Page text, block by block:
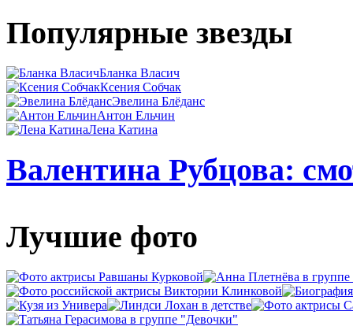
Популярные звезды
Бланка Власич
Ксения Собчак
Эвелина Блёданс
Антон Ельчин
Лена Катина
Валентина Рубцова:
Лучшие фото